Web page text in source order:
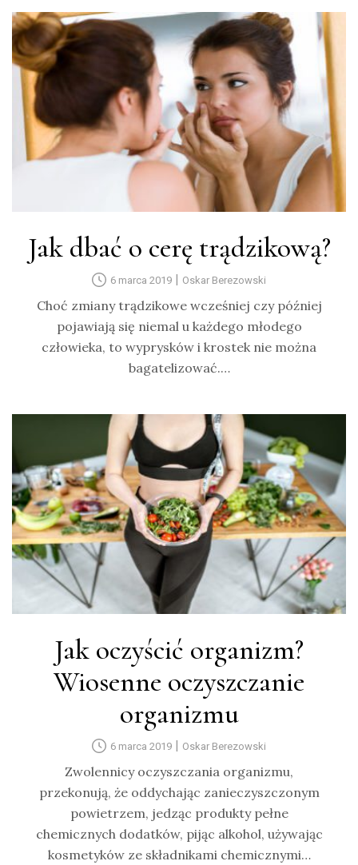
Jak dbać o cerę trądzikową?
6 marca 2019 | Oskar Berezowski
Choć zmiany trądzikowe wcześniej czy później
pojawiają się niemal u każdego młodego
człowieka, to wyprysków i krostek nie można
bagatelizować.…
Jak oczyścić organizm?
Wiosenne oczyszczanie
organizmu
6 marca 2019 | Oskar Berezowski
Zwolennicy oczyszczania organizmu,
przekonują, że oddychając zanieczyszczonym
powietrzem, jedząc produkty pełne
chemicznych dodatków, pijąc alkohol, używając
kosmetyków ze składnikami chemicznymi…